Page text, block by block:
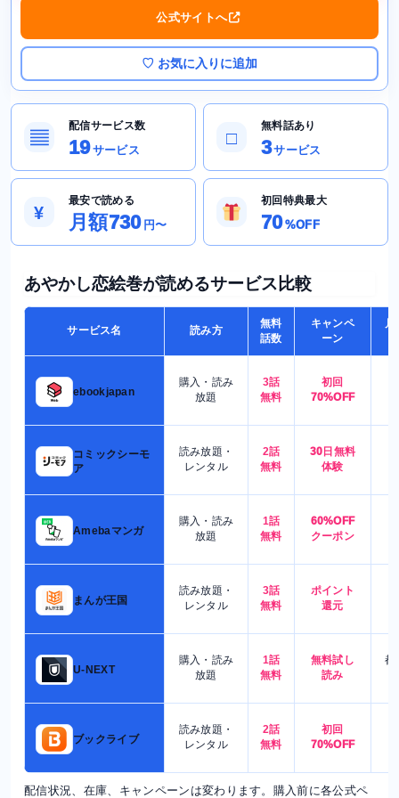
公式サイトへ
♡ お気に入りに追加
▤
配信サービス数
19サービス
□
無料話あり
3サービス
¥
最安で読める
月額730 円〜
初回特典最大
70%OFF
あやかし恋絵巻が読めるサービス比較
サービス名 読み方
無料
話数
キャンペ
ーン
月
ebookjapan
購入・読み
放題
3話
無料
初回
70%OFF
コミックシーモ
ア
読み放題・
レンタル
2話
無料
30日無料
体験
Amebaマンガ
購入・読み
放題
1話
無料
60%OFF
クーポン
まんが王国
読み放題・
レンタル
3話
無料
ポイント
還元
U-NEXT
購入・読み
放題
1話
無料
無料試し
読み
都
ブックライブ
読み放題・
レンタル
2話
無料
初回
70%OFF
配信状況、在庫、キャンペーンは変わります。購入前に各公式ペ